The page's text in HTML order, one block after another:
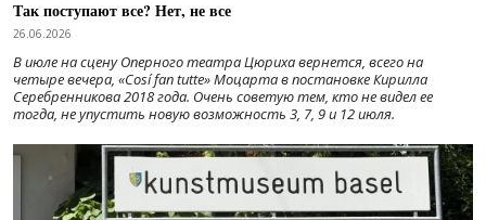
Так поступают все? Нет, не все
26.06.2026
В июле на сцену Оперного театра Цюриха вернется, всего на
четыре вечера, «Cosí fan tutte» Моцарта в постановке Кирилла
Серебренникова 2018 года. Очень советую тем, кто не видел ее
тогда, не упустить новую возможность 3, 7, 9 и 12 июля.